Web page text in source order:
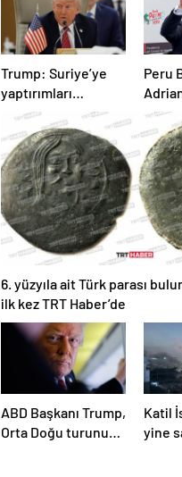
Trump: Suriye’ye
yaptırımları
kaldırıyoruz
Peru
etti
6. yüzyıla ait Türk parası
ilk kez TRT Haber’de
ABD Başkanı Trump,
Orta Doğu turunun
Katil
yine